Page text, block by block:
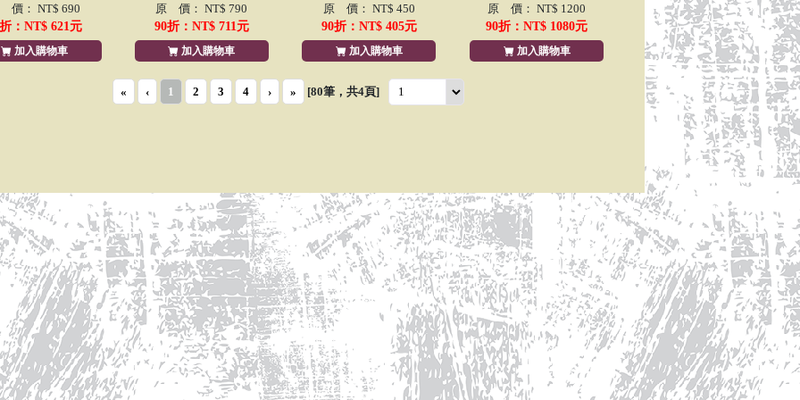
價： NT$ 690
折：NT$ 621元
加入購物車
原 價： NT$ 790
90折：NT$ 711元
加入購物車
原 價： NT$ 450
90折：NT$ 405元
加入購物車
原 價： NT$ 1200
90折：NT$ 1080元
加入購物車
« ‹ 1 2 3 4 › » [80筆，共4頁]